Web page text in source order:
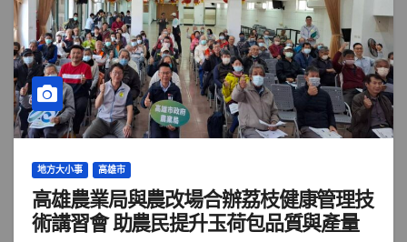
地方大小事 高雄市
高雄農業局與農改場合辦荔枝健康管理技
術講習會 助農民提升玉荷包品質與產量